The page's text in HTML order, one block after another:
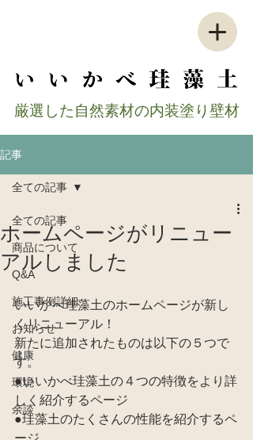
​厳選した自然素材の内装塗り壁材
記事
全ての記事
商品について
Q&A
施工事例詳細
お知らせ
健康
環境
余談
全ての記事
ホームページがリニュー
アルしました
いいかべ珪藻土のホームページが新し
くリニューアル！
新たに追加されたものは以下の５つで
す。
●いいかべ珪藻土の４つの特徴をより詳
しく紹介するページ
●珪藻土のたくさんの性能を紹介するペ